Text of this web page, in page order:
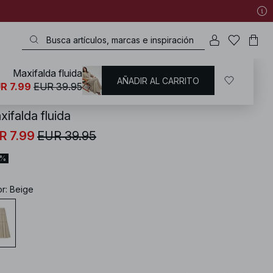
/ Faldas Faldas largas
fluida
7.99 EUR 39.95
: Beige
Maxifalda fluida
7.99 EUR 39.95 AÑADIR AL CARRITO